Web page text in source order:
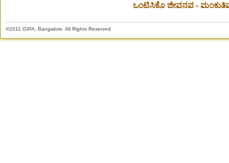
ಒಂಟಿಸಿಕೊ ಜೀವನವ -
©2011 GIPA, Bangalore. All Rights Reserved